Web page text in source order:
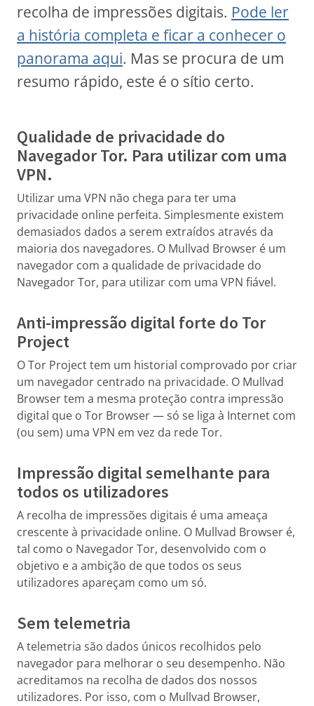
recolha de impressões digitais. Pode ler
a história completa e ficar a conhecer o
panorama aqui. Mas se procura de um
resumo rápido, este é o sítio certo.
Qualidade de privacidade do
Navegador Tor. Para utilizar com uma
VPN.
Utilizar uma VPN não chega para ter uma
privacidade online perfeita. Simplesmente existem
demasiados dados a serem extraídos através da
maioria dos navegadores. O Mullvad Browser é um
navegador com a qualidade de privacidade do
Navegador Tor, para utilizar com uma VPN fiável.
Anti-impressão digital forte do Tor
Project
O Tor Project tem um historial comprovado por criar
um navegador centrado na privacidade. O Mullvad
Browser tem a mesma proteção contra impressão
digital que o Tor Browser — só se liga à Internet com
(ou sem) uma VPN em vez da rede Tor.
Impressão digital semelhante para
todos os utilizadores
A recolha de impressões digitais é uma ameaça
crescente à privacidade online. O Mullvad Browser é,
tal como o Navegador Tor, desenvolvido com o
objetivo e a ambição de que todos os seus
utilizadores apareçam como um só.
Sem telemetria
A telemetria são dados únicos recolhidos pelo
navegador para melhorar o seu desempenho. Não
acreditamos na recolha de dados dos nossos
utilizadores. Por isso, com o Mullvad Browser,